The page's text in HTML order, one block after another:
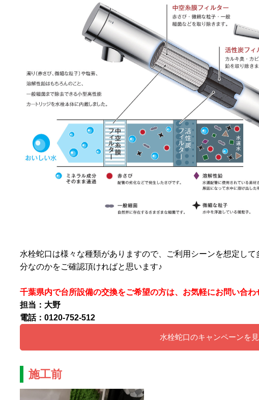
水栓蛇口は様々な種類がありますので、
ご利用シーンを想定し
分なのかをご確認頂ければと思います♪
千葉県内で台所設備の交換をご希望の方は、お気軽にお問い合わ
担当：大野
電話：0120-752-512
水栓蛇口のキャンペーンを
施工前